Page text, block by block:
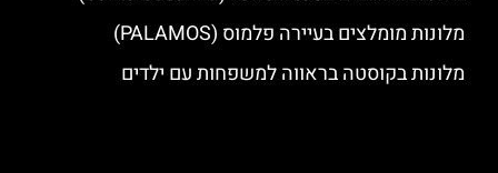
מלונות מומלצים בעיירה פלמוס (PALAMOS)
מלונות בקוסטה בראווה למשפחות עם ילדים